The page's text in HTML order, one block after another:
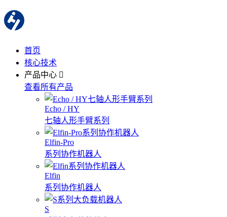
首页
核心技术
产品中心
查看所有产品
Echo / HY
七轴人形手臂系列
Elfin-Pro
系列协作机器人
Elfin
系列协作机器人
S